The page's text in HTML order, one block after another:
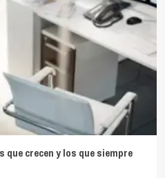
crecen y los que siempre